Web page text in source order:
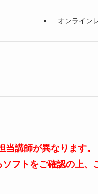
オンライン
講師が異なります。
フトをご確認の上、